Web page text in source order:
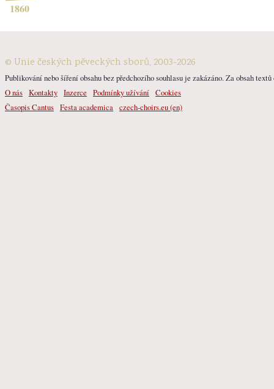
1860
© Unie českých pěveckých sborů, 2003-2026
Publikování nebo šíření obsahu bez předchozího souhlasu je zakázáno. Za obsah
O nás Kontakty Inzerce Podmínky užívání Cookies
Časopis Cantus Festa academica czech-choirs.eu (en)